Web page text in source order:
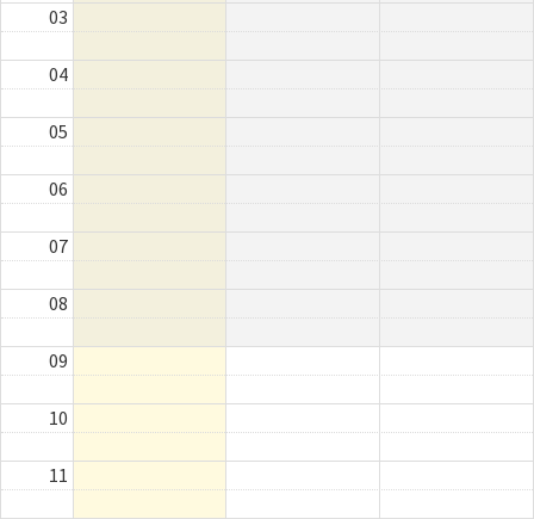
03
04
05
06
07
08
09
10
11